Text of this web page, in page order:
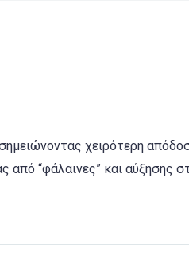
χειρότερη
“φάλαινες” και αύξησης